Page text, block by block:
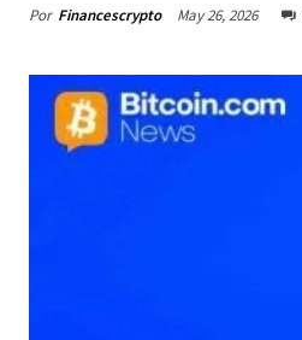
Por Financescrypto May 26, 2026